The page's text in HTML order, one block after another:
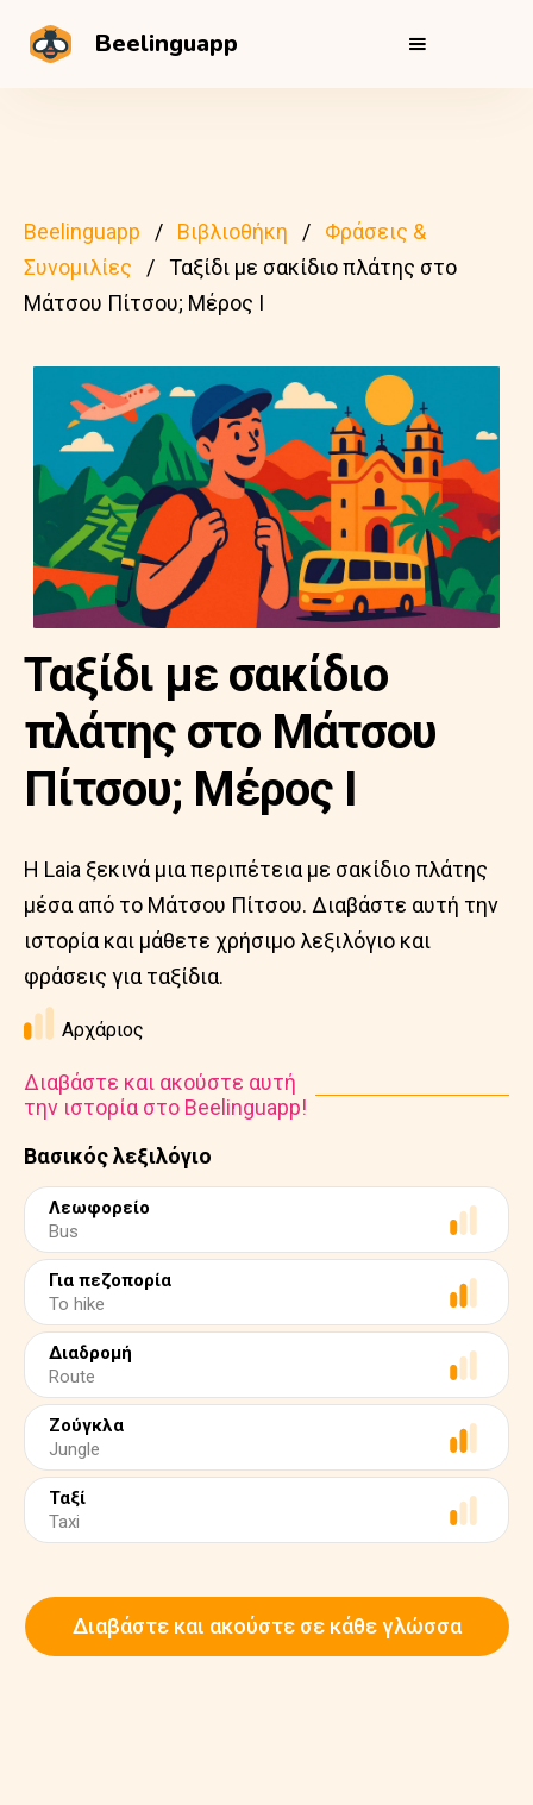
Beelinguapp
Beelinguapp Βιβλιοθήκη
Φράσεις &
Συνομιλίες
Ταξίδι με σακίδιο πλάτης στο
Μάτσου Πίτσου; Μέρος I
Βασικός λεξιλόγιο
Λεωφορείο
Bus
Για πεζοπορία
To hike
Διαδρομή
Route
Ζούγκλα
Jungle
Ταξί
Taxi
Ταξίδι με σακίδιο
πλάτης στο Μάτσου
Πίτσου; Μέρος I
Η Laia ξεκινά μια περιπέτεια με σακίδιο πλάτης
μέσα από το Μάτσου Πίτσου. Διαβάστε αυτή την
ιστορία και μάθετε χρήσιμο λεξιλόγιο και
φράσεις για ταξίδια.
Αρχάριος
Διαβάστε και ακούστε αυτή
την ιστορία στο Beelinguapp!
Διαβάστε και ακούστε σε κάθε γλώσσα